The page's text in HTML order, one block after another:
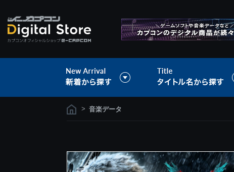
> 音楽データ